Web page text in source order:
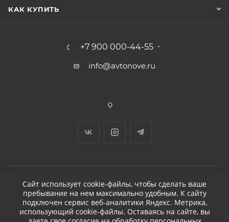
КАК КУПИТЬ
+7 900 000-44-55
info@avtonove.ru
2026 © ДЕТЕЙЛИНГ-МАРКЕТ АВТОНОВЬЕ
Сайт использует cookie-файлы, чтобы сделать ваше
пребывание на нем максимально удобным. К cайту
подключен сервис веб-аналитики Яндекс. Метрика,
использующий cookie-файлы. Оставаясь на сайте, вы